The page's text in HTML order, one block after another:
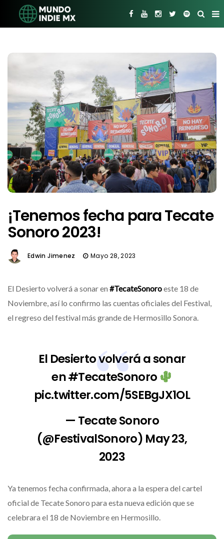
¡Tenemos fecha para Tecate
Sonoro 2023!
Edwin Jimenez Mayo 28, 2023
El Desierto volverá a sonar en #TecateSonoroeste 18 de
Noviembre, así lo confirmo las cuentas oficiales del Festival,
el regreso del festival más grande de Hermosillo Sonora.
El Desierto volverá a sonar
en#TecateSonoro
pic.twitter.com/5SEBgJX1OL
— Tecate Sonoro
(@FestivalSonoro) May 23,
2023
Ya tenemos fecha confirmada, ahora a la espera del cartel
oficial de Tecate Sonoro para esta nueva edición que se
celebrara el 18 de Noviembre en Hermosillo.